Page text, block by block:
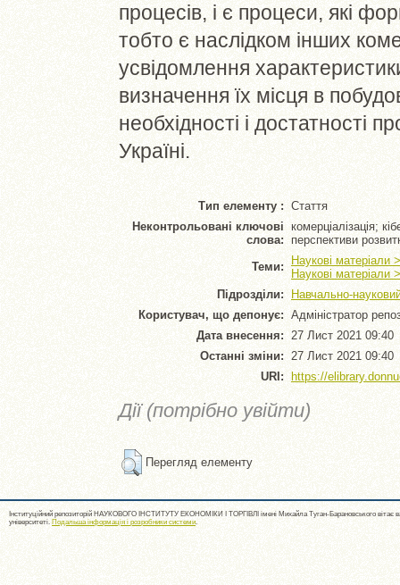
процесів, і є процеси, які
тобто є наслідком інших
усвідомлення
визначення їх місця в
необхідності і достатності
Україні.
Тип елементу : Стаття
Неконтрольовані ключові
слова:
комерціалізація;
перспективи
Теми:
Наукові матеріали
Наукові матеріали
Підрозділи:
Навчально-
Користувач, що депонує: Адміністратор
Дата внесення: 27 Лист 2021 09:40
Останні зміни: 27 Лист 2021 09:40
URI:
https://
Дії (потрібно увійти)
Перегляд елементу
Інституційний репозиторій НАУКОВОГО ІНСТИТУТУ ЕКОНОМІКИ І ТОРГІВЛІ імені Михайла Туган-Барановського вітає
університеті. Подальша інформація і розробники системи